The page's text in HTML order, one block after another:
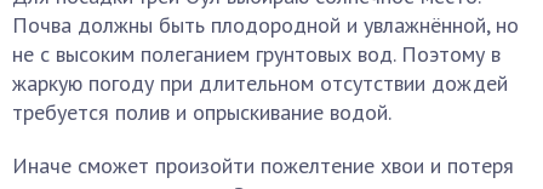
Почва должны быть плодородной и увлажнённой, но
не с высоким полеганием грунтовых вод. Поэтому в
жаркую погоду при длительном отсутствии дождей
требуется полив и опрыскивание водой.
Иначе сможет произойти пожелтение хвои и потеря